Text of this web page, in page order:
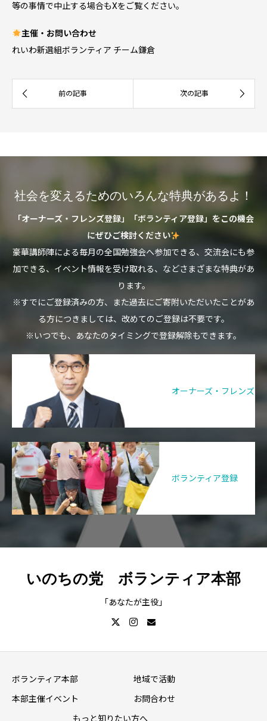
等の事情で中止する場合もXをご覧ください。
主催・お問い合わせ
れいわ新選組ボランティア チーム鎌倉
社会を変えるためのいろんな特典があるよ！
「オーナーズ・フレンズ登録」「ボランティア登録」をこの機会
にぜひご検討ください
豪華講師陣による毎月の全国勉強会へ参加できる、交流会にも参
加できる、イベント情報を受け取れる、などさまざまな特典があ
ります。
※すでにご登録済みの方、また過去にご寄附いただいたことがあ
る方につきましては、改めてのご登録は不要です。
※いつでも、あなたのタイミングで登録解除もできます。
オーナーズ・フレンズ
ボランティア登録
いのちの党 ボランティア本部
「あなたが主役」
ボランティア本部 地域で活動
本部主催イベント お問合わせ
もっと知りたい方へ